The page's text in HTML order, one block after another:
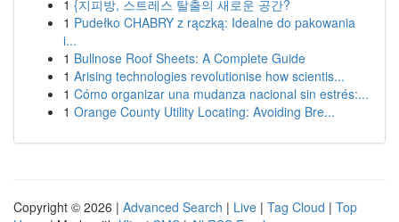
1 {지피방, 스트레스 탈출의 새로운 공간?
1 Pudełko CHABRY z rączką: Idealne do pakowania
i...
1 Bullnose Roof Sheets: A Complete Guide
1 Arising technologies revolutionise how scientis...
1 Cómo organizar una mudanza nacional sin estrés:...
1 Orange County Utility Locating: Avoiding Bre...
Copyright © 2026 | Advanced Search | Live | Tag Cloud | Top